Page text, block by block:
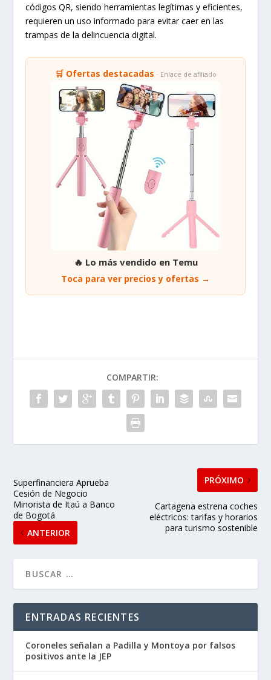
códigos QR, siendo herramientas legítimas y eficientes,
requieren un uso informado para evitar caer en las
trampas de la delincuencia digital.
🛒 Ofertas destacadas · Enlace de afiliado
🔥 Lo más vendido en Temu
Toca para ver precios y ofertas →
COMPARTIR:
Superfinanciera Aprueba
Cesión de Negocio
Minorista de Itaú a Banco
de Bogotá
ANTERIOR
PRÓXIMO
Cartagena estrena coches
eléctricos: tarifas y horarios
para turismo sostenible
ENTRADAS RECIENTES
Coroneles señalan a Padilla y Montoya por falsos
positivos ante la JEP